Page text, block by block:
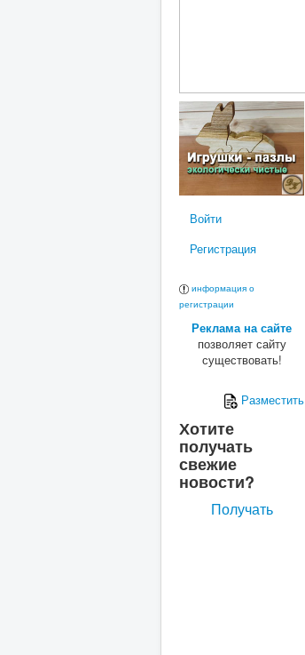
Войти
Регистрация
информация о
регистрации
Реклама на сайте
позволяет сайту
существовать!
Разместить
Хотите
получать
свежие
новости?
Получать